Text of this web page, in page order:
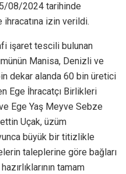
08/2024 tarihinde
izin verildi.
işaret tescili bulunan
Manisa, Denizli ve
dekar alanda 60 bin üretici
Ege İhracatçı Birlikleri
Ege Yaş Meyve Sebze
Uçak, üzüm
büyük bir titizlikle
taleplerine göre bağları
tamam